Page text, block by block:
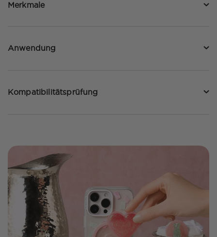
Merkmale
Anwendung
Kompatibilitätsprüfung